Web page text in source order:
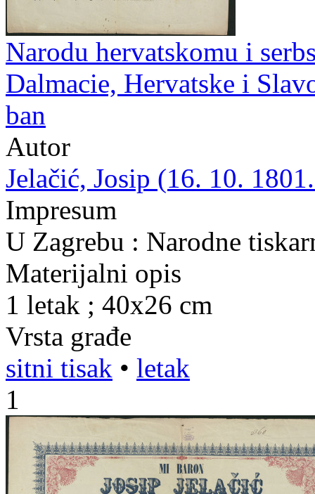
Narodu hervatskomu i
Dalmacie, Hervatske i
ban
Autor
Jelačić, Josip (16. 10.
Impresum
U Zagrebu : Narodne
Materijalni opis
1 letak ; 40x26 cm
Vrsta građe
sitni tisak • letak
1